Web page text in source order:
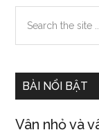
12
con
2017
–
Primary
Sidebar
the
BÀI NỔI BẬT
Vân nhỏ và